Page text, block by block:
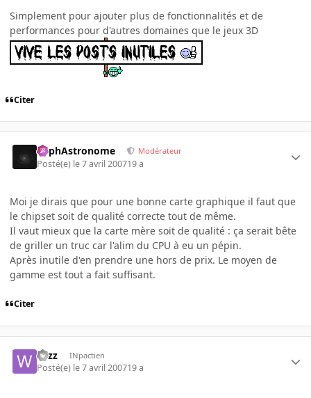
Simplement pour ajouter plus de fonctionnalités et de
performances pour d'autres domaines que le jeux 3D
Citer
RaphAstronome Modérateur
Posté(e) le 7 avril 200719 a
Moi je dirais que pour une bonne carte graphique il faut que
le chipset soit de qualité correcte tout de même.
Il vaut mieux que la carte mère soit de qualité : ça serait bête
de griller un truc car l'alim du CPU à eu un pépin.
Après inutile d'en prendre une hors de prix. Le moyen de
gamme est tout a fait suffisant.
Citer
wizz INpactien
Posté(e) le 7 avril 200719 a